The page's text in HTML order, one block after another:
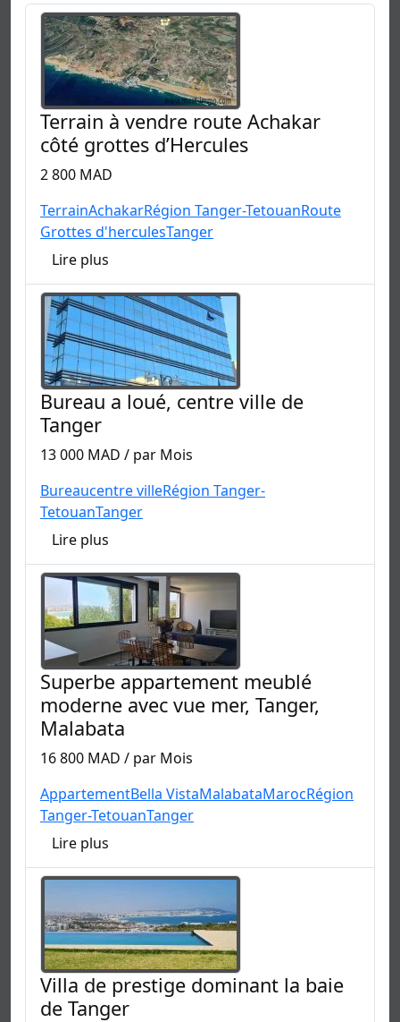
Terrain à vendre route Achakar
côté grottes d’Hercules
2 800 MAD
TerrainAchakarRégion Tanger-TetouanRoute
Grottes d'herculesTanger
Lire plus
Bureau a loué, centre ville de
Tanger
13 000 MAD / par Mois
Bureaucentre villeRégion Tanger-
TetouanTanger
Lire plus
Superbe appartement meublé
moderne avec vue mer, Tanger,
Malabata
16 800 MAD / par Mois
AppartementBella VistaMalabataMarocRégion
Tanger-TetouanTanger
Lire plus
Villa de prestige dominant la baie
de Tanger